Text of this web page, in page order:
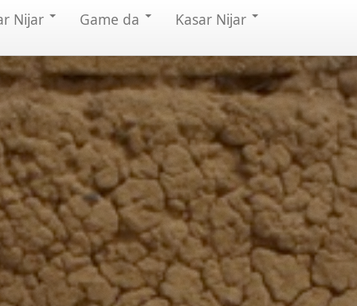
Nijar Game da Ƙasar Nijar